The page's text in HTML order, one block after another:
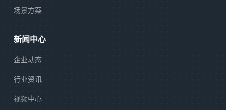
场景方案
新闻中心
企业动态
行业资讯
视频中心